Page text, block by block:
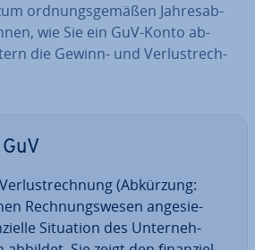
ord­nungs­ge­mä­ßen Jah­res­ab­
wie Sie ein GuV-Konto ab­
die Gewinn- und Ver­lust­rech­
(Abkürzung:
Rech­nungs­we­sen an­ge­sie­
Situation des Un­ter­neh­